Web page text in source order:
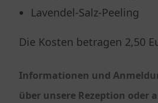
Lavendel-Salz-Peeling
Die Kosten betragen 2,50
Informationen und
über unsere Rezeption oder